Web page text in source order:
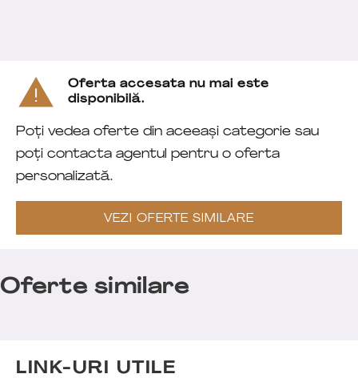
Oferta accesata nu mai este
disponibilă.
Poți vedea oferte din aceeași categorie sau
poți contacta agentul pentru o oferta
personalizată.
VEZI OFERTE SIMILARE
Oferte similare
LINK-URI UTILE